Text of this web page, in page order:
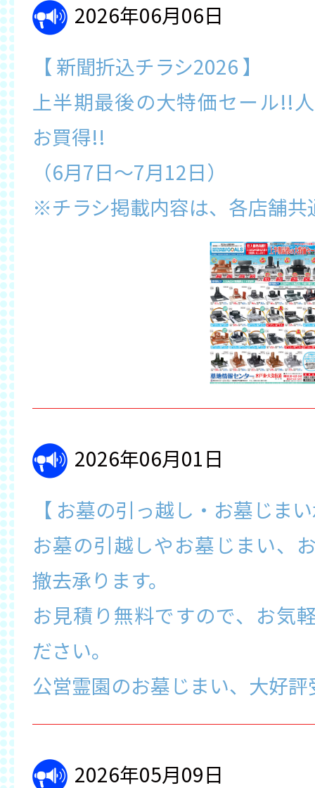
2026年06月06日
【 新聞折込チラシ2026 】
上半期最後の大特価セール!!
お買得!!
（6月7日～7月12日）
※チラシ掲載内容は、各店舗共
2026年06月01日
【 お墓の引っ越し・お墓じま
お墓の引越しやお墓じまい、
撤去承ります。
お見積り無料ですので、お気
ださい。
公営霊園のお墓じまい、大好
2026年05月09日